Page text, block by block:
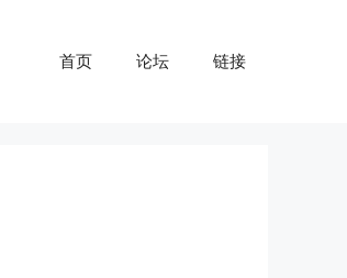
首页 论坛 链接